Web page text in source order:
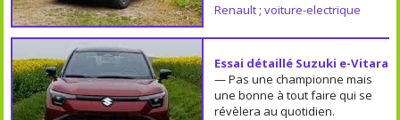
Renault; voiture-electrique
Essai détaillé Suzuki e-Vitara
— Pas une championne mais
une bonne à tout faire qui se
révèlera au quotidien.